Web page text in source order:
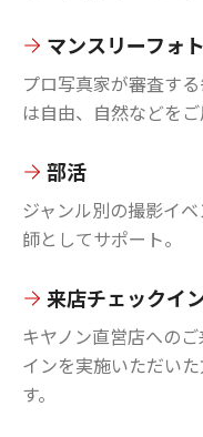
マンスリーフォ
プロ写真家が審査す
は自由、自然などをご
部活
ジャンル別の撮影イ
師としてサポート。
来店チェックイ
キヤノン直営店への
インを実施いただい
す。